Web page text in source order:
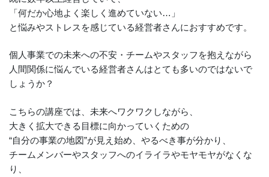
「何だか心地よく楽しく進めていない…」
と悩みやストレスを感じている経営者さんにおすすめです。
個人事業での未来への不安・チームやスタッフを抱えながら
人間関係に悩んでいる経営者さんはとても多いのではないで
しょうか？
こちらの講座では、未来へワクワクしながら、
大きく拡大できる目標に向かっていくための
“自分の事業の地図”が見え始め、やるべき事が分かり、
チームメンバーやスタッフへのイライラやモヤモヤがなくな
り、